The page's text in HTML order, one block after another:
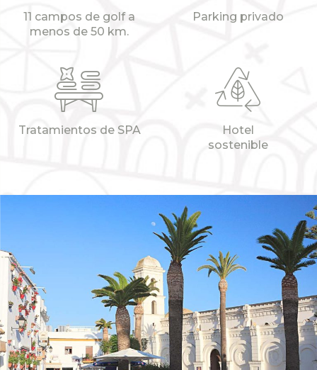
11 campos de golf a
menos de 50 km.
Parking privado
Tratamientos de SPA
Hotel
sostenible